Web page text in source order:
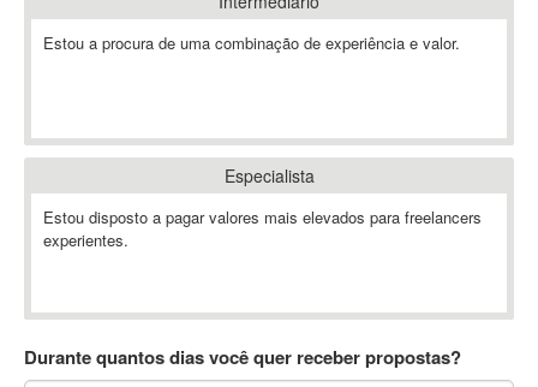
ABBYY FineReader
Ableton Live
Abstract
Abstract Window Toolkit (AWT)
AC Drives
ACARS
Estou a procura de uma combinação de experiência e valor.
Especialista
Estou disposto a pagar valores mais elevados para freelancers
experientes.
Durante quantos dias você quer receber propostas?